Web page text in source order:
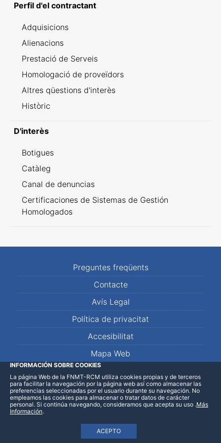
Perfil d'el contractant
Adquisicions
Alienacions
Prestació de Serveis
Homologació de proveïdors
Altres qüestions d'interès
Històric
D'interès
Botigues
Catàleg
Canal de denuncias
Certificaciones de Sistemas de Gestión
Homologados
Preguntes freqüents
Contacte
Avís Legal
Política de privacitat
Accesibilitat
Mapa Web
LinkedInFacebookWhatsApp
INFORMACIÓN SOBRE COOKIES
La página Web de la FNMT-RCM utiliza cookies propias y de terceros
para facilitar la navegación por la página web así como almacenar las
preferencias seleccionadas por el usuario durante su navegación. No
empleamos las cookies para almacenar o tratar datos de carácter
personal. Si continúa navegando, consideramos que acepta su uso
ACEPTO
.Más
Información.